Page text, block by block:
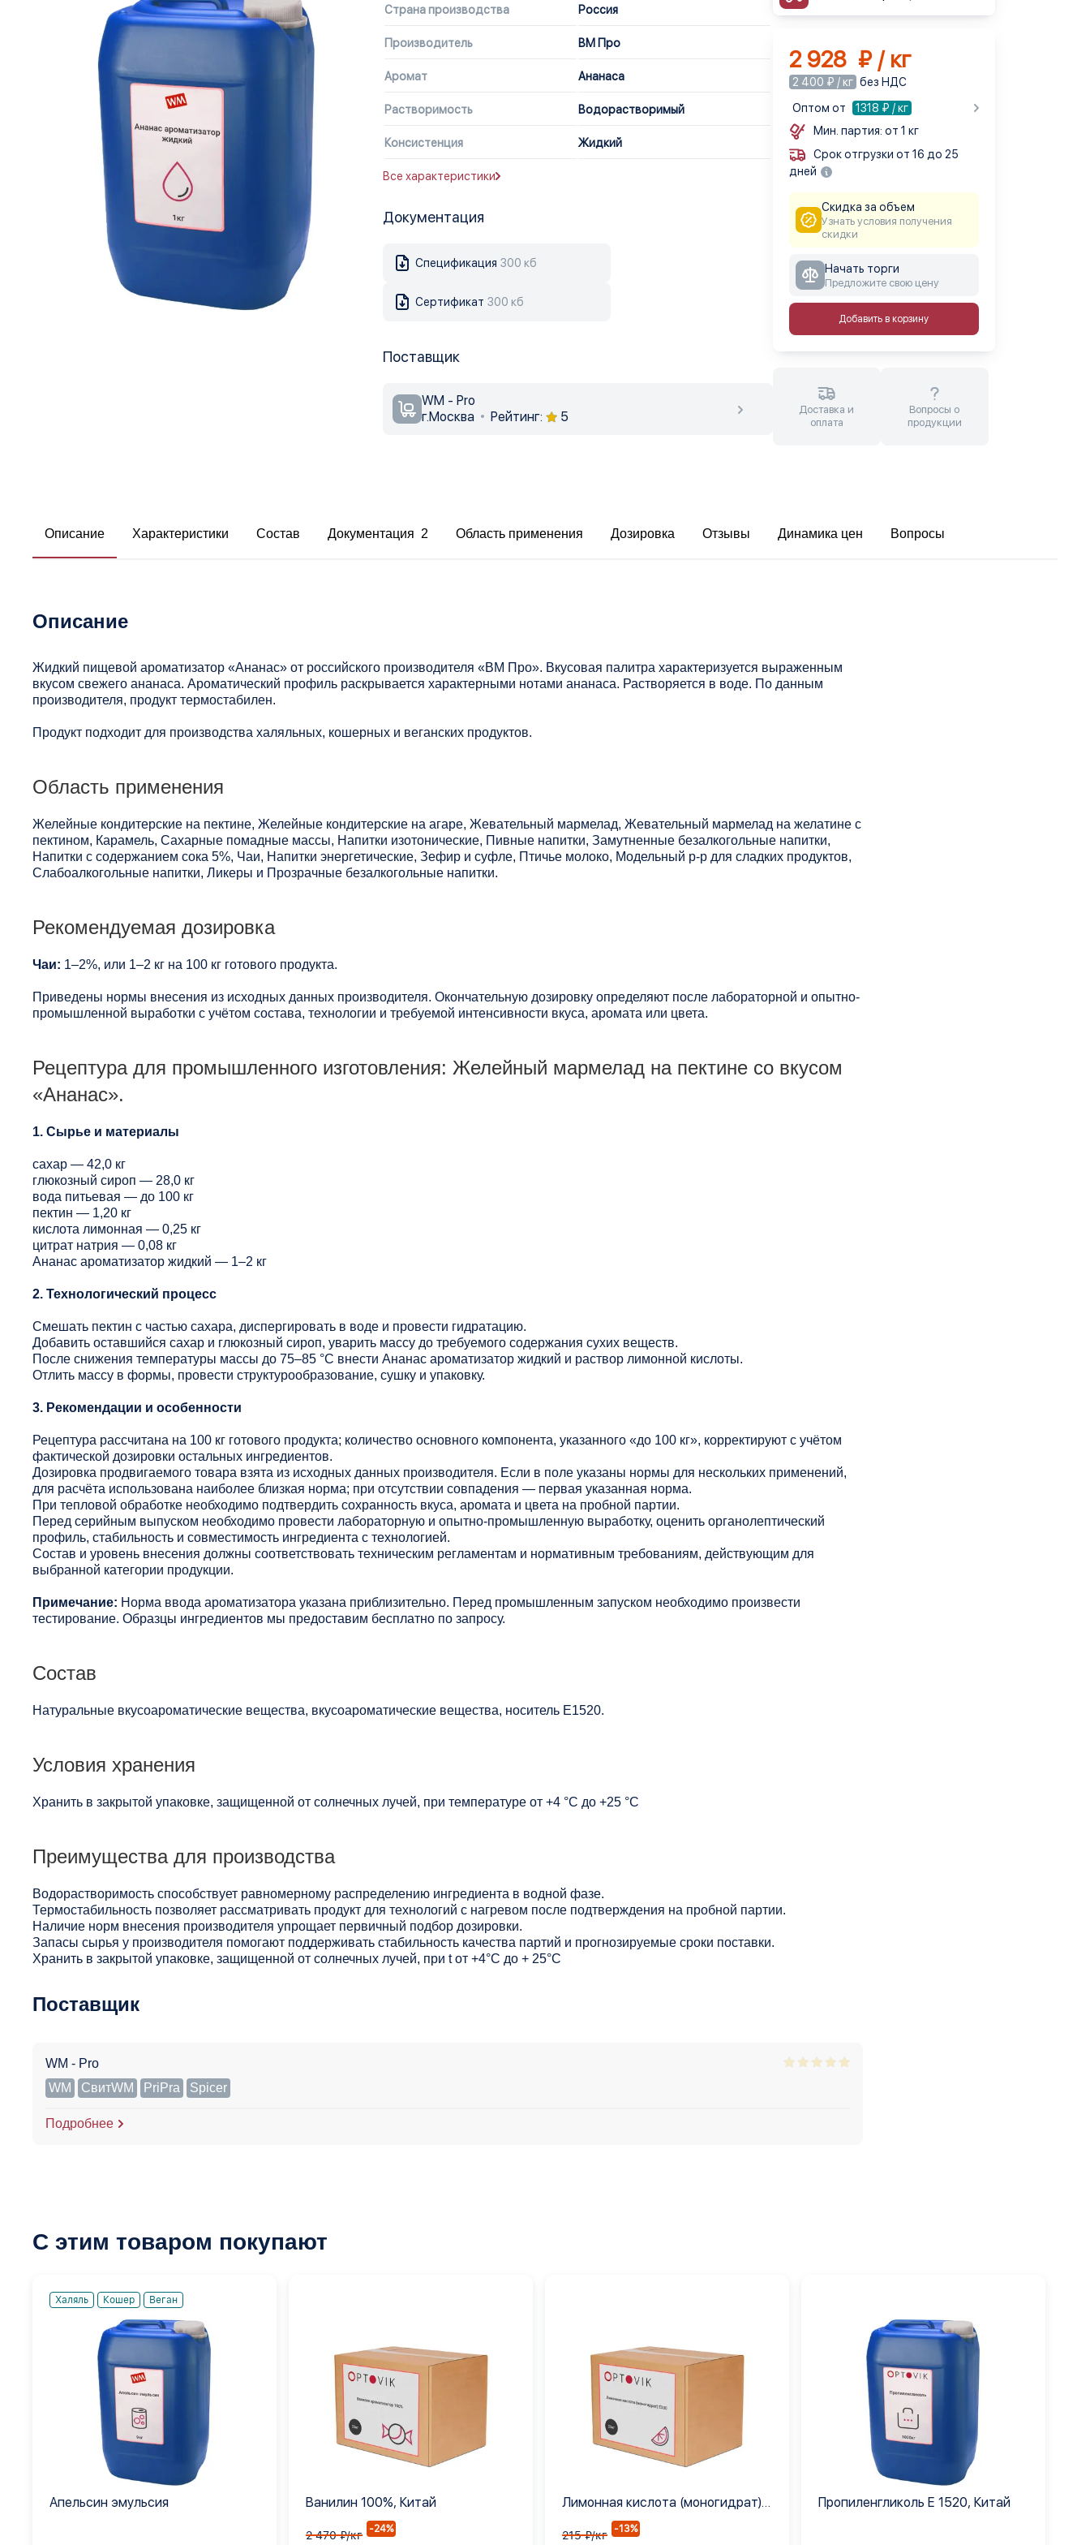
Страна производства Россия
Производитель ВМ Про
Аромат Ананаса
Растворимость Водорастворимый
Консистенция Жидкий
Все характеристики
Документация
Спецификация 300 кб
Сертификат 300 кб
Поставщик
WM - Pro
г.Москва
Рейтинг: 5
2 928 ₽ / кг
2 400 ₽ / кг без НДС
Оптом от
1318 ₽ / кг
Мин. партия: от 1 кг
Срок отгрузки от 16 до 25
дней
Скидка за объем
Узнать условия получения
скидки
Начать торги
Предложите свою цену
Добавить в корзину
Доставка и
оплата
Вопросы о
продукции
Описание Характеристики Состав Документация 2 Область применения Дозировка Отзывы Динамика цен Вопросы
Описание
Жидкий пищевой ароматизатор «Ананас» от российского производителя «ВМ Про». Вкусовая палитра характеризуется выраженным
вкусом свежего ананаса. Ароматический профиль раскрывается характерными нотами ананаса. Растворяется в воде. По данным
производителя, продукт термостабилен.
Продукт подходит для производства халяльных, кошерных и веганских продуктов.
Область применения
Желейные кондитерские на пектине, Желейные кондитерские на агаре, Жевательный мармелад, Жевательный мармелад на желатине с
пектином, Карамель, Сахарные помадные массы, Напитки изотонические, Пивные напитки, Замутненные безалкогольные напитки,
Напитки с содержанием сока 5%, Чаи, Напитки энергетические, Зефир и суфле, Птичье молоко, Модельный р-р для сладких продуктов,
Слабоалкогольные напитки, Ликеры и Прозрачные безалкогольные напитки.
Рекомендуемая дозировка
Чаи: 1–2%, или 1–2 кг на 100 кг готового продукта.
Приведены нормы внесения из исходных данных производителя. Окончательную дозировку определяют после лабораторной и опытно-
промышленной выработки с учётом состава, технологии и требуемой интенсивности вкуса, аромата или цвета.
Рецептура для промышленного изготовления: Желейный мармелад на пектине со вкусом
«Ананас».
1. Сырье и материалы
сахар — 42,0 кг
глюкозный сироп — 28,0 кг
вода питьевая — до 100 кг
пектин — 1,20 кг
кислота лимонная — 0,25 кг
цитрат натрия — 0,08 кг
Ананас ароматизатор жидкий — 1–2 кг
2. Технологический процесс
Смешать пектин с частью сахара, диспергировать в воде и провести гидратацию.
Добавить оставшийся сахар и глюкозный сироп, уварить массу до требуемого содержания сухих веществ.
После снижения температуры массы до 75–85 °C внести Ананас ароматизатор жидкий и раствор лимонной кислоты.
Отлить массу в формы, провести структурообразование, сушку и упаковку.
3. Рекомендации и особенности
Рецептура рассчитана на 100 кг готового продукта; количество основного компонента, указанного «до 100 кг», корректируют с учётом
фактической дозировки остальных ингредиентов.
Дозировка продвигаемого товара взята из исходных данных производителя. Если в поле указаны нормы для нескольких применений,
для расчёта использована наиболее близкая норма; при отсутствии совпадения — первая указанная норма.
При тепловой обработке необходимо подтвердить сохранность вкуса, аромата и цвета на пробной партии.
Перед серийным выпуском необходимо провести лабораторную и опытно-промышленную выработку, оценить органолептический
профиль, стабильность и совместимость ингредиента с технологией.
Состав и уровень внесения должны соответствовать техническим регламентам и нормативным требованиям, действующим для
выбранной категории продукции.
Примечание: Норма ввода ароматизатора указана приблизительно. Перед промышленным запуском необходимо произвести
тестирование. Образцы ингредиентов мы предоставим бесплатно по запросу.
Состав
Натуральные вкусоароматические вещества, вкусоароматические вещества, носитель Е1520.
Условия хранения
Хранить в закрытой упаковке, защищенной от солнечных лучей, при температуре от +4 °C до +25 °C
Преимущества для производства
Водорастворимость способствует равномерному распределению ингредиента в водной фазе.
Термостабильность позволяет рассматривать продукт для технологий с нагревом после подтверждения на пробной партии.
Наличие норм внесения производителя упрощает первичный подбор дозировки.
Запасы сырья у производителя помогают поддерживать стабильность качества партий и прогнозируемые сроки поставки.
Хранить в закрытой упаковке, защищенной от солнечных лучей, при t от +4°C до + 25°С
Поставщик
WM - Pro
WM
СвитWM PriPra Spicer
Подробнее
С этим товаром покупают
Халяль Кошер Веган
Апельсин эмульсия Ванилин 100%, Китай
2 470 ₽/кг -24%
Лимонная кислота (моногидрат)
215 ₽/кг -13%
Пропиленгликоль Е 1520, Китай